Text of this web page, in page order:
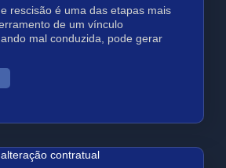
rescisão é uma das etapas mais
de um vínculo
mal conduzida, pode gerar